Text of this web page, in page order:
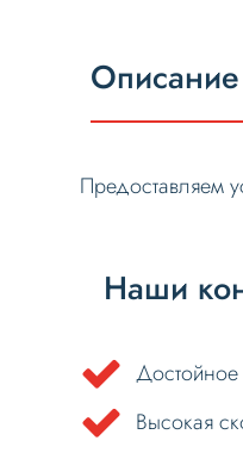
Описание
Предоставляем
Наши
Достойное
Высокая